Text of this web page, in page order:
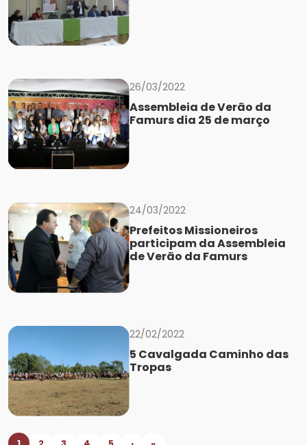
26/03/2022
Assembleia de Verão da
Famurs dia 25 de março
24/03/2022
Prefeitos Missioneiros
participam da Assembleia
de Verão da Famurs
22/02/2022
5 Cavalgada Caminho das
Tropas